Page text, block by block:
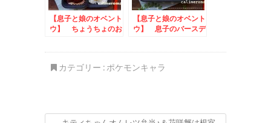
【息子と娘のオベント
ウ】 ちょうちょのお
【息子と娘のオベント
ウ】 息子のバースデ
カテゴリー : ポケモンキャラ